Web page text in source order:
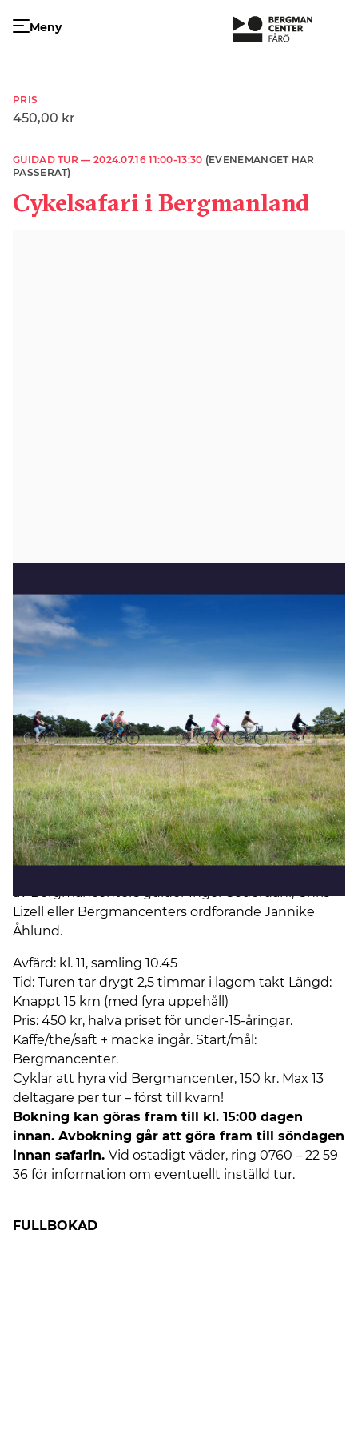
Meny
PRIS
450,00 kr
GUIDAD TUR — 2024.07.16 11:00-13:30 (EVENEMANGET HAR
PASSERAT)
Cykelsafari i Bergmanland
Bergmancenter mot Dämba på egen eller hyrd
cykel för att titta på inspelningsplatser från några av
Ingmar Bergmans mest ikoniska filmer. Under den
guidade turen besöker vi inspelningsplatser för
Persona, Såsom i en spegel, Scener ur ett
äktenskap och berättar om filmerna och
landskapets betydelse.
* Vi börjar med att cykla till Dämba, där vi ser några
klipp i Bergmans egen ”kinematograf”. Här blir det
också kaffe/saftpaus med macka. Vidare mot
Hammars klintar, inspelningsplatsen för Persona. Vi
avslutar med att cykla den natursköna vägen längs
havet mot Hammars strand, där Bergmans Oscar-
vinnare Såsom i en spegel spelades in. Efter 2,5-3
av Bergmancenters guider Inger Söderdahl, Chris
Lizell eller Bergmancenters ordförande Jannike
Åhlund.
Avfärd: kl. 11, samling 10.45
Tid: Turen tar drygt 2,5 timmar i lagom takt Längd:
Knappt 15 km (med fyra uppehåll)
Pris: 450 kr, halva priset för under-15-åringar.
Kaffe/the/saft + macka ingår. Start/mål:
Bergmancenter.
Cyklar att hyra vid Bergmancenter, 150 kr. Max 13
deltagare per tur – först till kvarn!
Bokning kan göras fram till kl. 15:00 dagen
innan. Avbokning går att göra fram till söndagen
innan safarin. Vid ostadigt väder, ring 0760 – 22 59
36 för information om eventuellt inställd tur.
FULLBOKAD